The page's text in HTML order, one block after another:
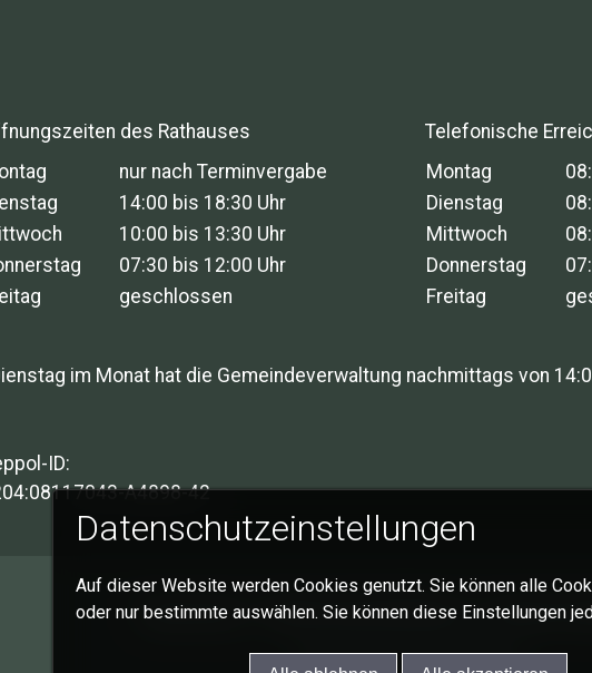
des Rathauses
nur nach Terminvergabe
14:00 bis 18:30 Uhr
10:00 bis 13:30 Uhr
07:30 bis 12:00 Uhr
geschlossen
Telefonische
Montag
Dienstag
Mittwoch
Donnerstag
Freitag
im Monat hat die Gemeindeverwaltung nachmittags von
ID:
A4898-42
Impressum Datenschutzerklärung Cookie-
© 2026 Gemeinde Schlat
Datenschutzeinstellungen
Auf dieser Website werden Cookies genutzt. Sie können alle
oder nur bestimmte auswählen. Sie können diese Einstellungen